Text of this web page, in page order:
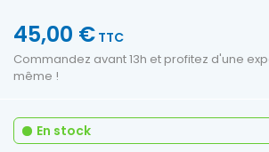
45,00 € TTC
Commandez avant 13h et profitez d'une
même !
En stock